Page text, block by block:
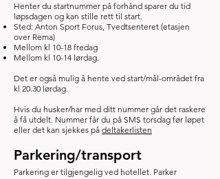
Henter du startnummer på forhånd sparer du tid
løpsdagen og kan stille rett til start.​
Sted: Anton Sport Forus, Tvedtsenteret (etasjen
over Rema)
Mellom kl 10-18 fredag
Mellom kl 10-14 lørdag.
Det er også mulig å hente ved start/mål-området fra
kl 20.30 lørdag.
Hvis du husker/har med ditt nummer går det raskere
å få utdelt. Nummer får du på SMS torsdag før løpet
eller det kan sjekkes på deltakerlisten
Parkering/transport
Parkering er tilgjengelig ved hotellet. Parker